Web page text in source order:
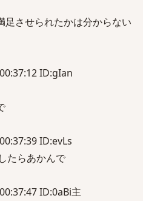
させられたかは分からない
ID:gIan
ID:evLs
たらあかんで
ID:0aBi主